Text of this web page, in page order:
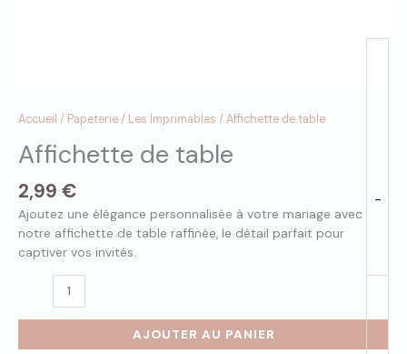
Accueil / Papeterie / Les Imprimables / Affichette de table
Affichette de table
2,99 €
Ajoutez une élégance personnalisée à votre mariage avec
notre affichette de table raffinée, le détail parfait pour
captiver vos invités.
-
AJOUTER AU PANIER